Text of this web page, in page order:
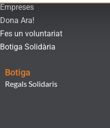
Empreses
Dona Ara!
Fes un voluntariat
Botiga Solidària
Botiga
Regals Solidaris